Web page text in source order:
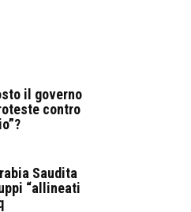
il governo
contro
Saudita
“allineati